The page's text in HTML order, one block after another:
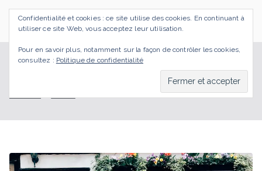
Aller
SI J'OSAIS
Bilan de Compétences Gestalt Rezé
Confidentialité et cookies : ce site utilise des cookies. En continuant à
utiliser ce site Web, vous acceptez leur utilisation.
Pour en savoir plus, notamment sur la façon de contrôler les cookies,
consultez : Politique de confidentialité